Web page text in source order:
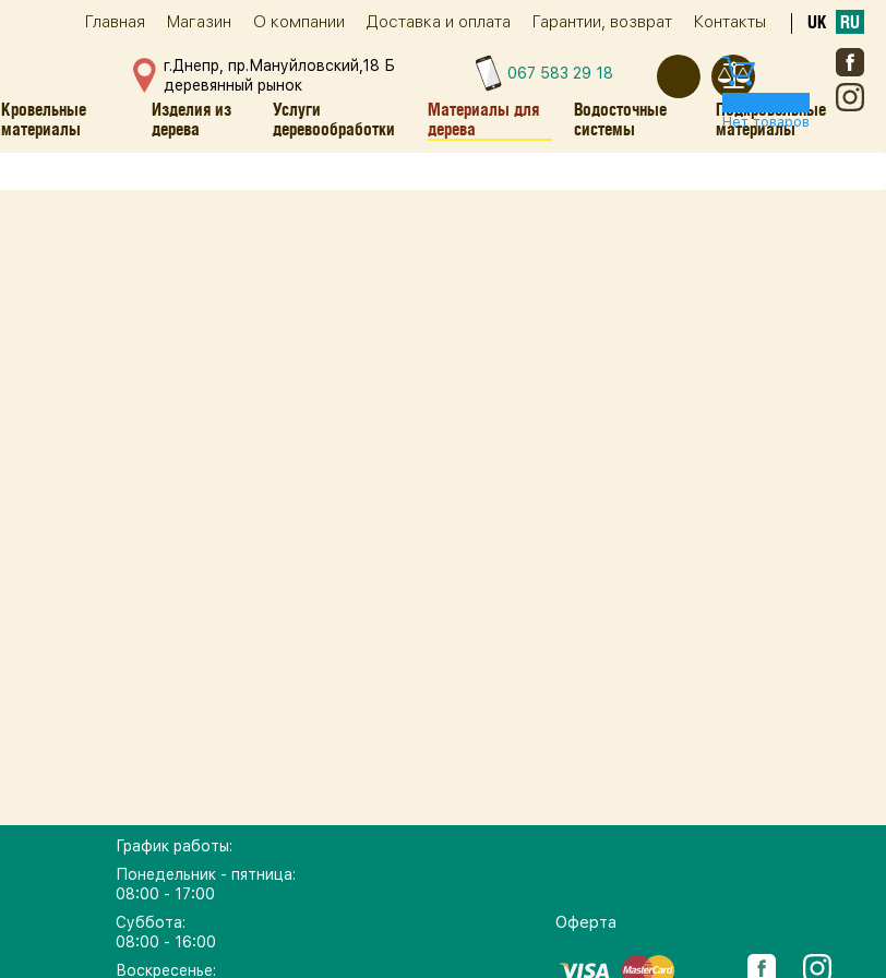
Главная Магазин О компании Доставка и оплата Гарантии, возврат Контакты UK RU
Нет товаров
067 583 29 18
г.Днепр, пр.Мануйловский,18 Б
деревянный рынок
Кровельные
материалы
Изделия из
дерева
Услуги
деревообработки
Материалы для
дерева
Водосточные
системы
Подкровельные
материалы
График работы:
Понедельник - пятница:
08:00 - 17:00
Суббота:
08:00 - 16:00
Воскресенье:
Оферта